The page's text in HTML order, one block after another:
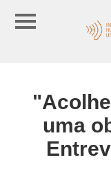
uma